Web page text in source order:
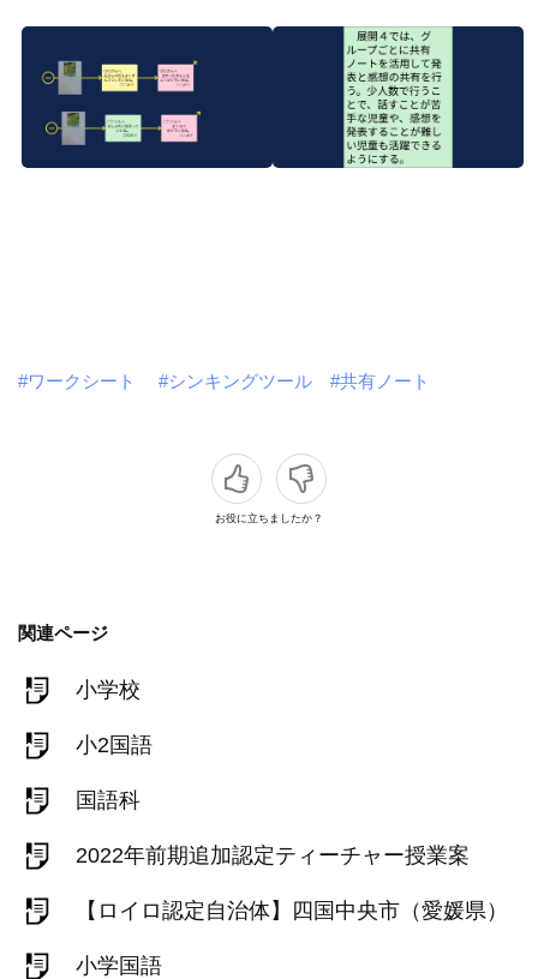
#ワークシート #シンキングツール #共有ノート
お役に立ちましたか？
関連ページ
小学校
小2国語
国語科
2022年前期追加認定ティーチャー授業案
【ロイロ認定自治体】四国中央市（愛媛県）
小学国語